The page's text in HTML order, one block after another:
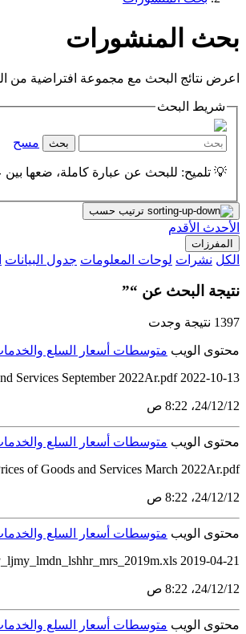
بحث المنشورات
اعرض نتائج البحث مع مجموعة افتراضية من
شريط البحث
بحث مسح
💡 تلميح: للبحث عن عبارة كاملة، ضعها بين
ترتيب حسب
الأحدث الأقدم
المفرزات
الكل نشرات لوحات المعلومات جدول البيانات
نتيجة البحث عن “”
1397 نتيجة وجدت
محتوى الويب متوسطات أسعار السلع والخدمات
Services September 2022Ar.pdf 2022-10-13
12‏/12‏/24، 8:22 ص
محتوى الويب متوسطات أسعار السلع والخدمات
of Goods and Services March 2022Ar.pdf
12‏/12‏/24، 8:22 ص
محتوى الويب متوسطات أسعار السلع والخدمات
2019-04-21 nshr_mtwstt_sr_lsl_wlkhdmt_mrs_2019m_rby.pdf mtwstt_lsr_wltgyrt_lshhry_wlrby_wlsnwy_ljmy_lmdn_lshhr_mrs_2019m.xls
12‏/12‏/24، 8:22 ص
محتوى الويب متوسطات أسعار السلع والخدمات